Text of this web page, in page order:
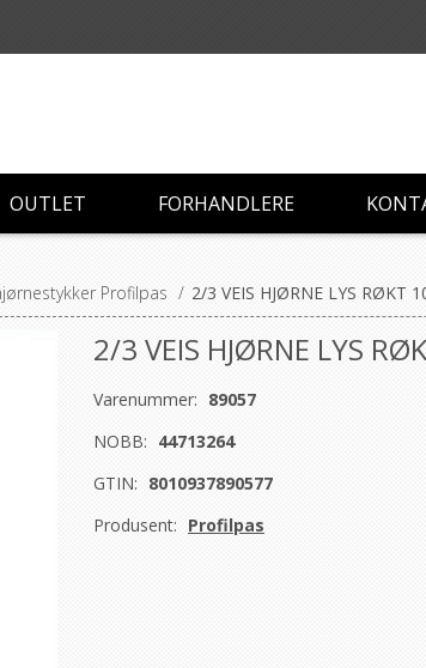
OUTLET FORHANDLERE
Profilpas / 2/3 VEIS HJØRNE LYS RØKT
2/3 VEIS HJØRNE LYS
Varenummer: 89057
NOBB: 44713264
GTIN: 8010937890577
Produsent: Profilpas